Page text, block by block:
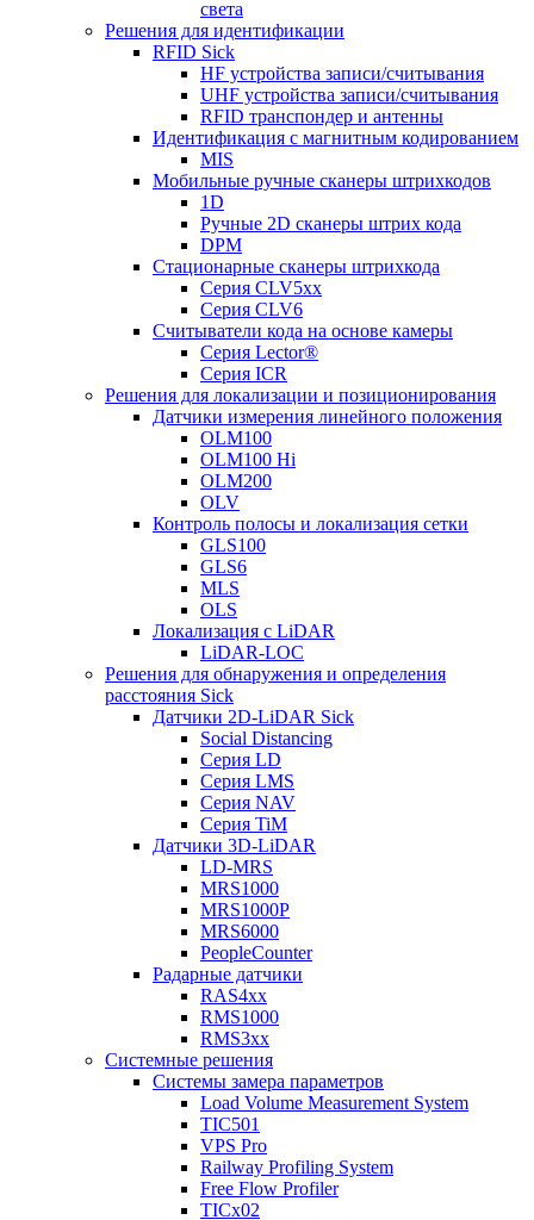
света
Решения для идентификации
RFID Sick
HF устройства записи/считывания
UHF устройства записи/считывания
RFID транспондер и антенны
Идентификация с магнитным кодированием
MIS
Мобильные ручные сканеры штрихкодов
1D
Ручные 2D сканеры штрих кода
DPM
Стационарные сканеры штрихкода
Серия CLV5xx
Серия CLV6
Считыватели кода на основе камеры
Серия Lector®
Серия ICR
Решения для локализации и позиционирования
Датчики измерения линейного положения
OLM100
OLM100 Hi
OLM200
OLV
Контроль полосы и локализация сетки
GLS100
GLS6
MLS
OLS
Локализация с LiDAR
LiDAR-LOC
Решения для обнаружения и определения
расстояния Sick
Датчики 2D-LiDAR Sick
Social Distancing
Серия LD
Серия LMS
Серия NAV
Серия TiM
Датчики 3D-LiDAR
LD-MRS
MRS1000
MRS1000P
MRS6000
PeopleCounter
Радарные датчики
RAS4xx
RMS1000
RMS3xx
Системные решения
Системы замера параметров
Load Volume Measurement System
TIC501
VPS Pro
Railway Profiling System
Free Flow Profiler
TICx02